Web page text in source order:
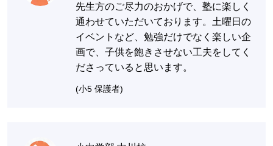
先生方のご尽力のおかげで、塾に楽しく
通わせていただいております。土曜日の
イベントなど、勉強だけでなく楽しい企
画で、子供を飽きさせない工夫をしてく
ださっていると思います。
(小5 保護者)